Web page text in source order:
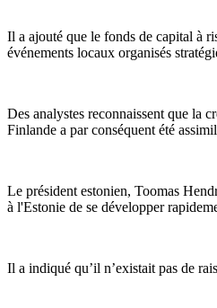
Il a ajouté que le fonds de capital à
événements locaux organisés
Des analystes reconnaissent que la
Finlande a par conséquent été
Le président estonien, Toomas
à l'Estonie de se développer
Il a indiqué qu’il n’existait pas de